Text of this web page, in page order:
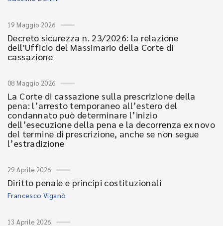
19 Maggio 2026
Decreto sicurezza n. 23/2026: la relazione
dell'Ufficio del Massimario della Corte di
cassazione
08 Maggio 2026
La Corte di cassazione sulla prescrizione della
pena: l’arresto temporaneo all’estero del
condannato può determinare l’inizio
dell’esecuzione della pena e la decorrenza ex novo
del termine di prescrizione, anche se non segue
l’estradizione
29 Aprile 2026
Diritto penale e principi costituzionali
Francesco Viganò
13 Aprile 2026